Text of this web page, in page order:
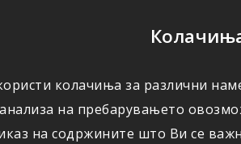
колачиња за различни
на пребарувањето
на содржините што Ви се
ШТЕТИ ПОВОЛНОСТИ